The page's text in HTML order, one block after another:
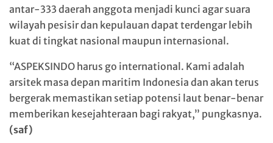
antar-333 daerah anggota menjadi kunci agar suara
wilayah pesisir dan kepulauan dapat terdengar lebih
kuat di tingkat nasional maupun internasional.
“ASPEKSINDO harus go international. Kami adalah
arsitek masa depan maritim Indonesia dan akan terus
bergerak memastikan setiap potensi laut benar-benar
memberikan kesejahteraan bagi rakyat,” pungkasnya.
(saf)